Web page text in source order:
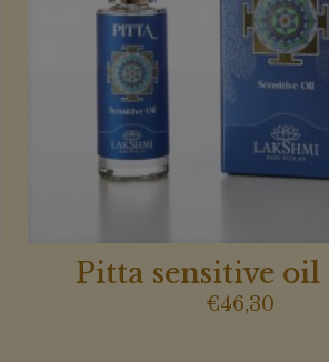
Pitta sensitive
€46,30